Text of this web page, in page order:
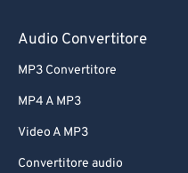
Audio Convertitore
MP3 Convertitore
MP4 A MP3
Video A MP3
Convertitore audio